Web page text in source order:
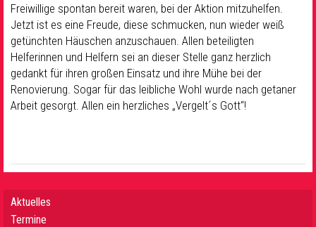
Freiwillige spontan bereit waren, bei der Aktion mitzuhelfen.
Jetzt ist es eine Freude, diese schmucken, nun wieder weiß
getünchten Häuschen anzuschauen. Allen beteiligten
Helferinnen und Helfern sei an dieser Stelle ganz herzlich
gedankt für ihren großen Einsatz und ihre Mühe bei der
Renovierung. Sogar für das leibliche Wohl wurde nach getaner
Arbeit gesorgt. Allen ein herzliches „Vergelt´s Gott“!
Aktuelles
Termine